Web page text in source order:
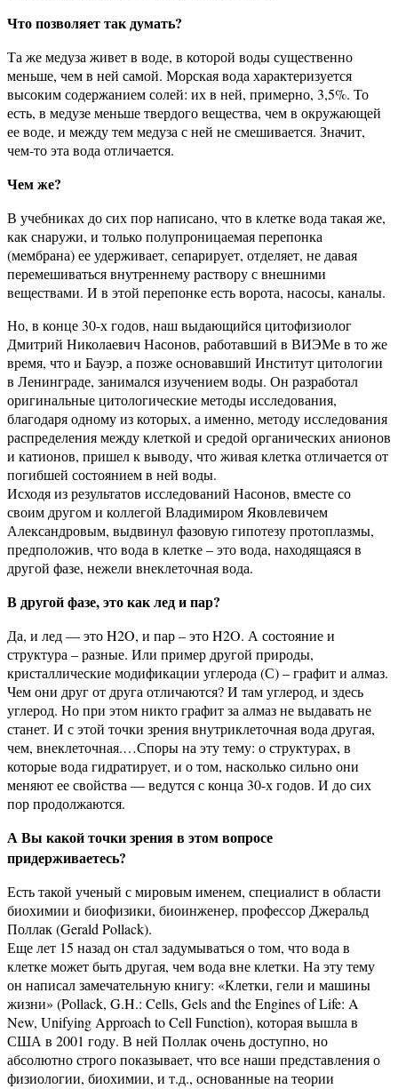
Что позволяет так думать?
Та же медуза живет в воде, в которой воды существенно
меньше, чем в ней самой. Морская вода характеризуется
высоким содержанием солей: их в ней, примерно, 3,5%. То
есть, в медузе меньше твердого вещества, чем в окружающей
ее воде, и между тем медуза с ней не смешивается. Значит,
чем-то эта вода отличается.
Чем же?
В учебниках до сих пор написано, что в клетке вода такая же,
как снаружи, и только полупроницаемая перепонка
(мембрана) ее удерживает, сепарирует, отделяет, не давая
перемешиваться внутреннему раствору с внешними
веществами. И в этой перепонке есть ворота, насосы, каналы.
Но, в конце 30-х годов, наш выдающийся цитофизиолог
Дмитрий Николаевич Насонов, работавший в ВИЭМе в то же
время, что и Бауэр, а позже основавший Институт цитологии
в Ленинграде, занимался изучением воды. Он разработал
оригинальные цитологические методы исследования,
благодаря одному из которых, а именно, методу исследования
распределения между клеткой и средой органических анионов
и катионов, пришел к выводу, что живая клетка отличается от
погибшей состоянием в ней воды.
Исходя из результатов исследований Насонов, вместе со
своим другом и коллегой Владимиром Яковлевичем
Александровым, выдвинул фазовую гипотезу протоплазмы,
предположив, что вода в клетке – это вода, находящаяся в
другой фазе, нежели внеклеточная вода.
В другой фазе, это как лед и пар?
Да, и лед — это H2O, и пар – это H2O. А состояние и
структура – разные. Или пример другой природы,
кристаллические модификации углерода (С) – графит и алмаз.
Чем они друг от друга отличаются? И там углерод, и здесь
углерод. Но при этом никто графит за алмаз не выдавать не
станет. И с этой точки зрения внутриклеточная вода другая,
чем, внеклеточная.…Споры на эту тему: о структурах, в
которые вода гидратирует, и о том, насколько сильно они
меняют ее свойства — ведутся с конца 30-х годов. И до сих
пор продолжаются.
А Вы какой точки зрения в этом вопросе
придерживаетесь?
Есть такой ученый с мировым именем, специалист в области
биохимии и биофизики, биоинженер, профессор Джеральд
Поллак (Gerald Pollack).
Еще лет 15 назад он стал задумываться о том, что вода в
клетке может быть другая, чем вода вне клетки. На эту тему
он написал замечательную книгу: «Клетки, гели и машины
жизни» (Pollack, G.H.: Cells, Gels and the Engines of Life: A
New, Unifying Approach to Cell Function), которая вышла в
США в 2001 году. В ней Поллак очень доступно, но
абсолютно строго показывает, что все наши представления о
физиологии, биохимии, и т.д., основанные на теории